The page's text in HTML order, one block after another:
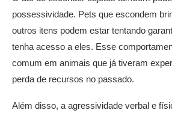
possessividade. Pets que escondem
outros itens podem estar tentando
tenha acesso a eles. Esse
comum em animais que já tiveram
perda de recursos no passado.
Além disso, a agressividade verbal e